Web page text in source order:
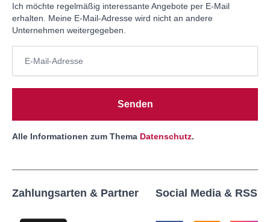
Ich möchte regelmäßig interessante Angebote per E-Mail
erhalten. Meine E-Mail-Adresse wird nicht an andere
Unternehmen weitergegeben.
Senden
Alle Informationen zum Thema Datenschutz.
Zahlungsarten & Partner Social Media & RSS